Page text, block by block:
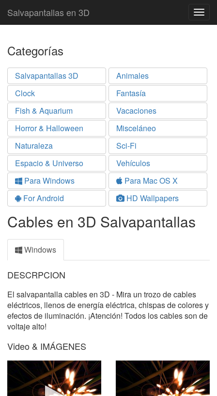
Salvapantallas en 3D
Categorías
Salvapantallas 3D
Animales
Clock
Fantasía
Fish & Aquarium
Vacaciones
Horror & Halloween
Misceláneo
Naturaleza
Sci-Fi
Espacio & Universo
Vehículos
Para Windows
Para Mac OS X
For Android
HD Wallpapers
Cables en 3D Salvapantallas
Windows
DESCRPCION
El salvapantalla cables en 3D - Mira un trozo de cables
eléctricos, llenos de energía eléctrica, chispas de colores y
efectos de iluminación. ¡Atención! Todos los cables son de
voltaje alto!
Video & IMÁGENES